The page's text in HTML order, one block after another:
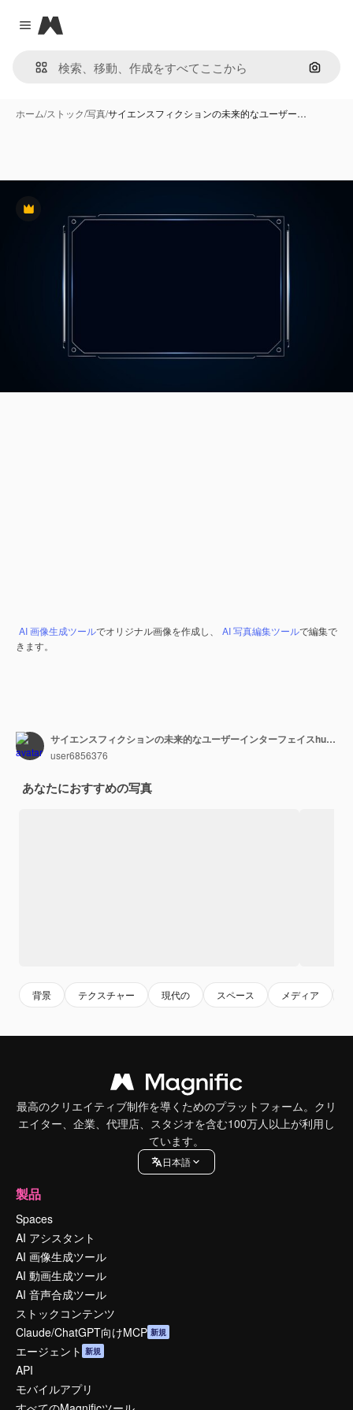
Close menu
Magnific
画像で
ホーム/ストック/写真/サイエンスフィクションの未来的なユーザー…
Premium
AI 画像生成ツールでオリジナル画像を作成し、 AI 写真編集ツールで編集で
きます。
サイエンスフィクションの未来的なユーザーインターフェイスhudテンプレートフレームデザイン技術抽象的な背景
user6856376
あなたにおすすめの写真
背景 テクスチャー 現代の スペース メディア
最高のクリエイティブ制作を導くためのプラットフォーム。クリ
エイター、企業、代理店、スタジオを含む100万人以上が利用し
ています。
日本語
製品
Spaces
AI アシスタント
AI 画像生成ツール
AI 動画生成ツール
AI 音声合成ツール
ストックコンテンツ
Claude/ChatGPT向けMCP 新規
エージェント 新規
API
モバイルアプリ